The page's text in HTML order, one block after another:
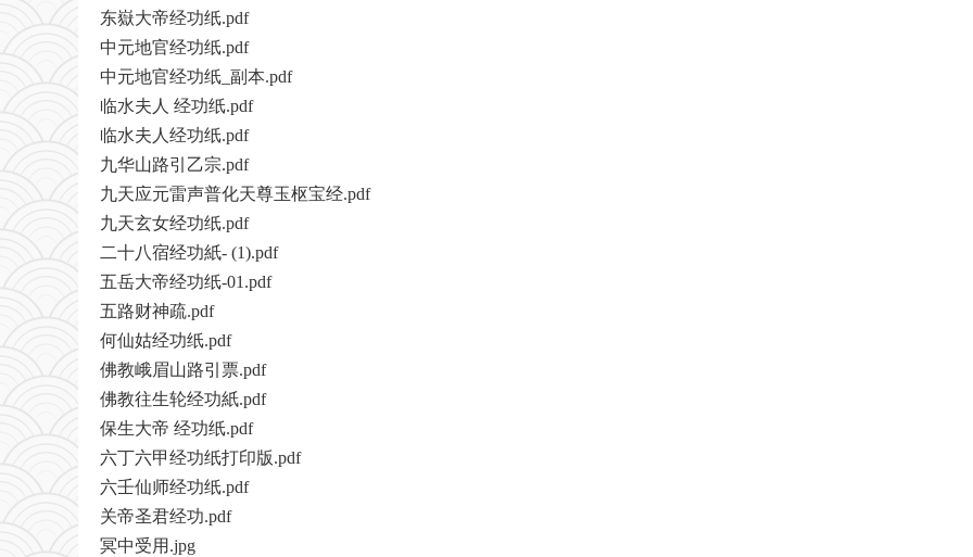
东嶽大帝经功纸.pdf
中元地官经功纸.pdf
中元地官经功纸_副本.pdf
临水夫人 经功纸.pdf
临水夫人经功纸.pdf
九华山路引乙宗.pdf
九天应元雷声普化天尊玉枢宝经.pdf
九天玄女经功纸.pdf
二十八宿经功紙- (1).pdf
五岳大帝经功纸-01.pdf
五路财神疏.pdf
何仙姑经功纸.pdf
佛教峨眉山路引票.pdf
佛教往生轮经功紙.pdf
保生大帝 经功纸.pdf
六丁六甲经功纸打印版.pdf
六壬仙师经功纸.pdf
关帝圣君经功.pdf
冥中受用.jpg